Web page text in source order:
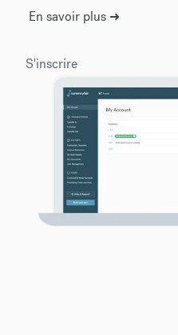
En savoir plus ➜
S'inscrire